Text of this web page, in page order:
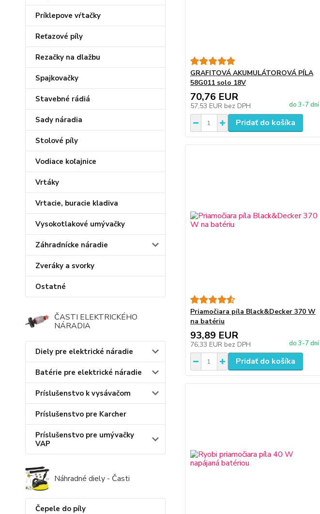
Príklepove vŕtačky
Reťazové píly
Rezačky na dlažbu
Spajkovačky
Stavebné rádiá
Sady náradia
Stolové píly
Vodiace koľajnice
Vrtáky
Vrtacie, buracie kladiva
Vysokotlakové umývačky
Záhradnícke náradie
Zveráky a svorky
Ostatné
ČASTI ELEKTRICKÉHO
NÁRADIA
Diely pre elektrické náradie
Batérie pre elektrické náradie
Príslušenstvo k vysávačom
Príslušenstvo pre Karcher
Príslušenstvo pre umývačky
VAP
Náhradné diely - Časti
Čepele do píly
GRAFITOVÁ AKUMULÁTOROVÁ PÍLA
58G011 solo 18V
70,76 EUR
57,53 EUR bez DPH do 3-7 dní
Pridať do košíka
Priamočiara píla Black&Decker 370 W
na batériu
93,89 EUR
76,33 EUR bez DPH do 3-7 dní
Pridať do košíka